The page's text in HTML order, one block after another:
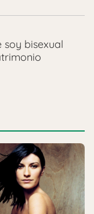
soy bisexual